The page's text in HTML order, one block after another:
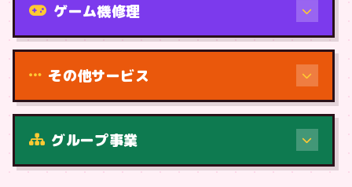
ゲーム機修理
その他サービス
グループ事業